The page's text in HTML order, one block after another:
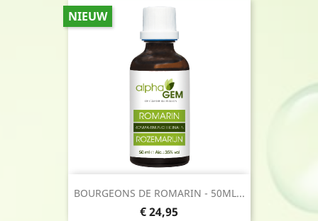
BOURGEONS DE ROMARIN - 50ML...
Prijs
€ 24,95
NIEUW